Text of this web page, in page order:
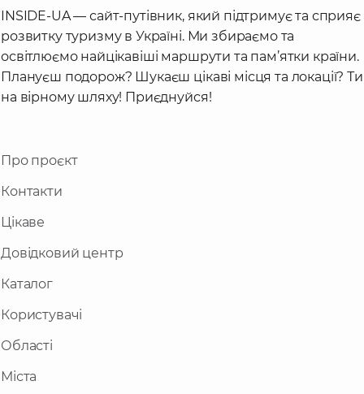
INSIDE-UA — сайт-путівник, який підтримує та сприяє
розвитку туризму в Україні. Ми збираємо та
освітлюємо найцікавіші маршрути та пам’ятки країни.
Плануєш подорож? Шукаєш цікаві місця та локації? Ти
на вірному шляху! Приєднуйся!
Про проєкт
Контакти
Цікаве
Довідковий центр
Каталог
Користувачі
Області
Міста